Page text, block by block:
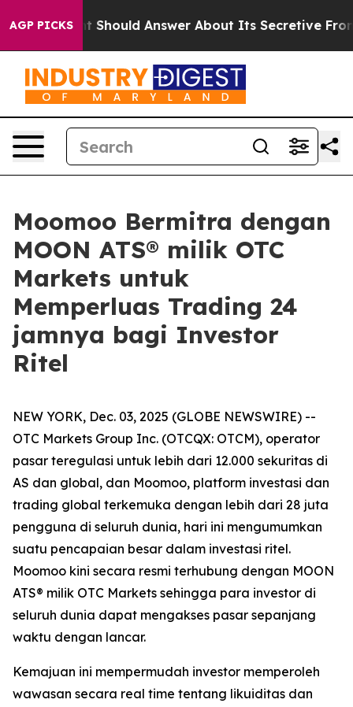
AGP PICKSShould Answer About Its Secretive Frontier
Moomoo Bermitra dengan
MOON ATS® milik OTC
Markets untuk
Memperluas Trading 24
jamnya bagi Investor
Ritel
NEW YORK, Dec. 03, 2025 (GLOBE NEWSWIRE) --
OTC Markets Group Inc. (OTCQX: OTCM), operator
pasar teregulasi untuk lebih dari 12.000 sekuritas di
AS dan global, dan Moomoo, platform investasi dan
trading global terkemuka dengan lebih dari 28 juta
pengguna di seluruh dunia, hari ini mengumumkan
suatu pencapaian besar dalam investasi ritel.
Moomoo kini secara resmi terhubung dengan MOON
ATS® milik OTC Markets sehingga para investor di
seluruh dunia dapat mengakses pasar sepanjang
waktu dengan lancar.
Kemajuan ini mempermudah investor memperoleh
wawasan secara real time tentang likuiditas dan